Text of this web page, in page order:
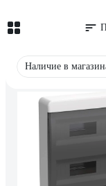
Наличие в